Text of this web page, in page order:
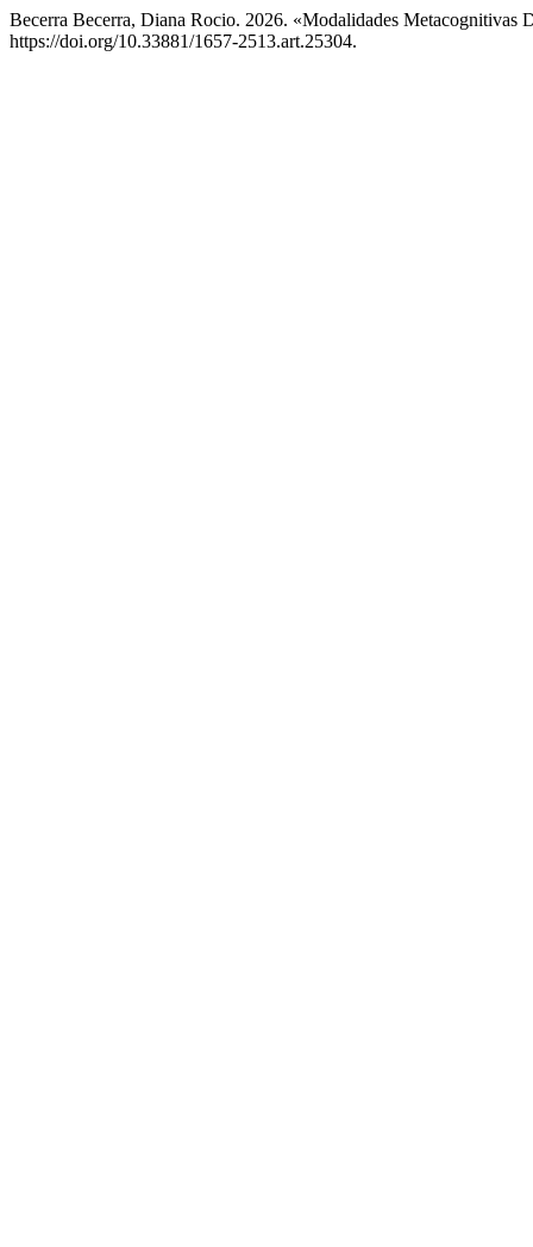
Becerra Becerra, Diana Rocio. 2026. «Modalidades
https://doi.org/10.33881/1657-2513.art.25304.